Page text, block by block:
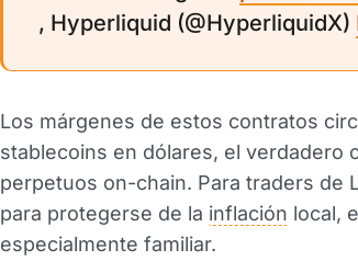
, Hyperliquid (@HyperliquidX)
Los márgenes de estos contratos
stablecoins en dólares, el verdadero
perpetuos on-chain. Para traders de
para protegerse de la inflación local,
especialmente familiar.